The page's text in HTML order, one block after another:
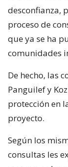
desconfianza,
proceso de
que ya se ha
comunidades
De hecho, las
Panguilef y
protección en
proyecto.
Según los
consultas les